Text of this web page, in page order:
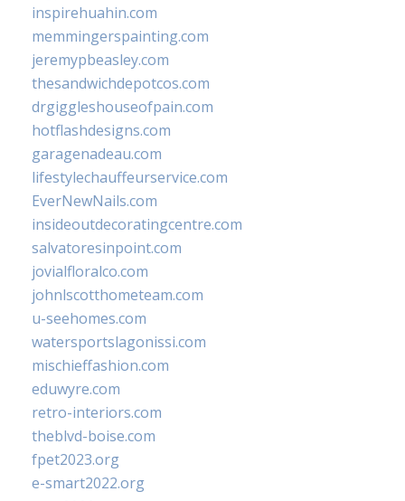
inspirehuahin.com
memmingerspainting.com
jeremypbeasley.com
thesandwichdepotcos.com
drgiggleshouseofpain.com
hotflashdesigns.com
garagenadeau.com
lifestylechauffeurservice.com
EverNewNails.com
insideoutdecoratingcentre.com
salvatoresinpoint.com
jovialfloralco.com
johnlscotthometeam.com
u-seehomes.com
watersportslagonissi.com
mischieffashion.com
eduwyre.com
retro-interiors.com
theblvd-boise.com
fpet2023.org
e-smart2022.org